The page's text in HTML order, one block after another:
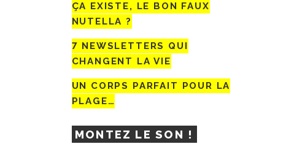
ÇA EXISTE, LE BON FAUX
NUTELLA ?
7 NEWSLETTERS QUI
CHANGENT LA VIE
UN CORPS PARFAIT POUR LA
PLAGE…
MONTEZ LE SON !